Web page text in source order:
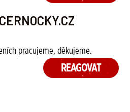
pracujeme, děkujeme.
REAGOVAT